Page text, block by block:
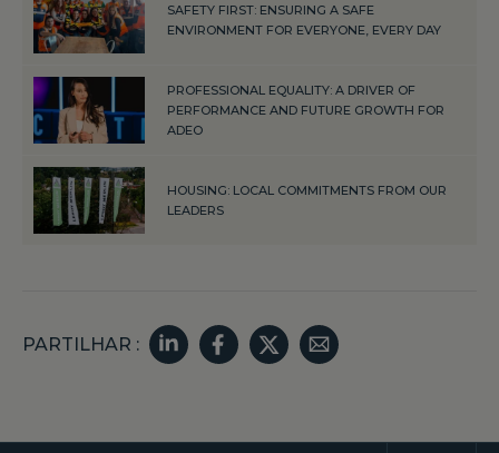
SAFETY FIRST: ENSURING A SAFE
ENVIRONMENT FOR EVERYONE, EVERY DAY
PROFESSIONAL EQUALITY: A DRIVER OF
PERFORMANCE AND FUTURE GROWTH FOR
ADEO
HOUSING: LOCAL COMMITMENTS FROM OUR
LEADERS
PARTILHAR :